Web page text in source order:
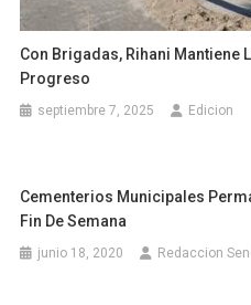
Con Brigadas, Rihani Mantiene
Progreso
septiembre 7, 2025 Edicion
Cementerios Municipales
Fin De Semana
junio 18, 2020 Redaccion